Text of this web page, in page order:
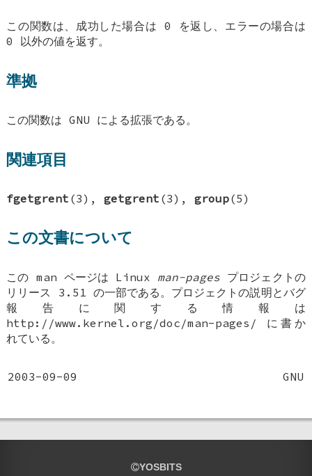
この関数は、成功した場合は 0 を返し、エラーの場合は
0 以外の値を返す。
準拠
この関数は GNU による拡張である。
関連項目
fgetgrent (3),getgrent (3),group(5)
この文書について
この man ページは Linux man-pages プロジェクトの
リリース 3.51 の一部である。プロジェクトの説明とバグ
報告に関する情報は
http://www.kernel.org/doc/man-pages/ に書か
れている。
2003-09-09 GNU
YOSBITS